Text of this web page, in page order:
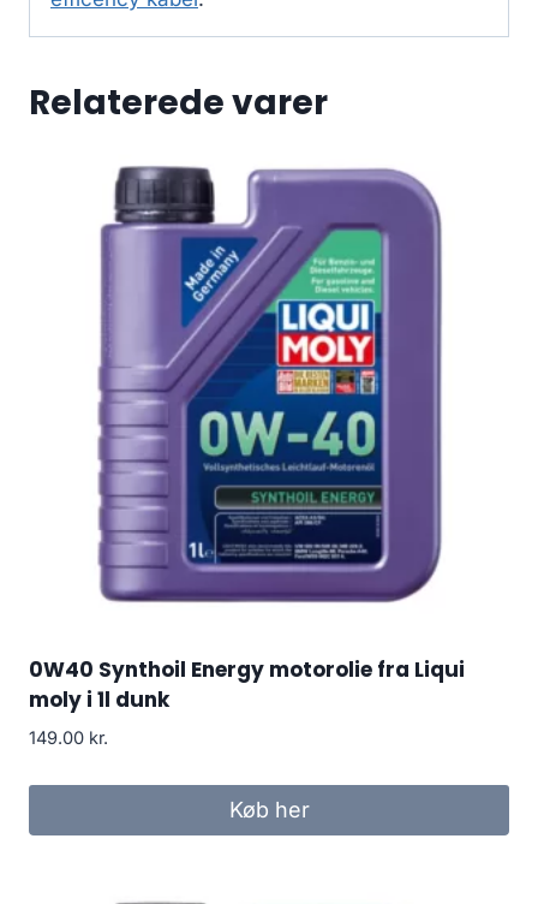
Relaterede varer
0W40 Synthoil Energy motorolie fra Liqui
moly i 1l dunk
149.00 kr.
Køb her